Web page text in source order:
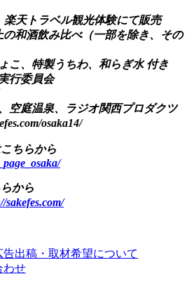
天トラベル観光体験にて販売
の和酒飲み比べ（一部を除き、その
こ、特製うちわ、和らぎ水 付き
行委員会
空庭温泉、ラジオ関西プロダクツ
osaka14/
ちらから
から
sakefes.com/
告出稿・取材希望について
わせ